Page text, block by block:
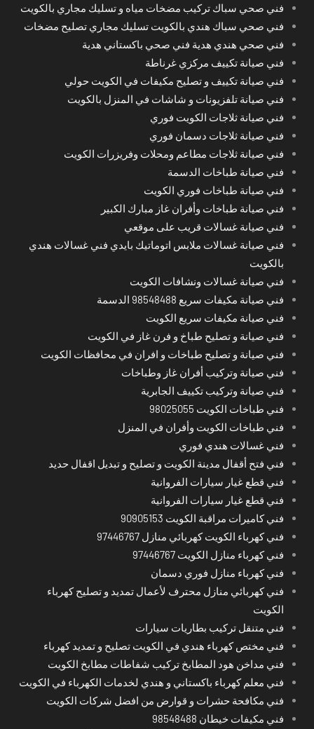
فني صحي سباك تركيب مضخات مياه و تسليك مجاري بالكويت
فني صحي سباك هندي بالكويت تسليك مجاري تصليح مضخات
فني صحي هندي هدية فني صحي باكستاني هدية
فني صيانة تكييف مركزي غرناطة
فني صيانة تكييف و تصليح مكيفات في الكويت حولي
فني صيانة تلفزيونات و شاشات في المنزل بالكويت
فني صيانة ثلاجات الكويت فوري
فني صيانة ثلاجات دسمان فوري
فني صيانة ثلاجات مطاعم ومحلات وفريزرات الكويت
فني صيانة طباخات الدسمة
فني صيانة طباخات فوري الكويت
فني صيانة طباخات وأفران غاز مبارك الكبير
فني صيانة غسالات قريب على موقعي
فني صيانة غسالات ملابس اتوماتيك بايدي فني غسالات هندي
بالكويت
فني صيانة غسالات ونشافات الكويت
فني صيانة مكيفات سريع 98548488 الدسمة
فني صيانة مكيفات سريع الكويت
فني صيانة و تصليح طباخ و فرن غاز في الكويت
فني صيانة و تصليح طباخات و افران في محافظات الكويت
فني صيانة وتركيب أفران غاز وطباخات
فني صيانة وتركيب تكييف الجابرية
فني طباخات الكويت 98025055
فني طباخات الكويت وأفران في المنزل
فني غسالات هندي فوري
فني فتح أقفال مدينة الكويت و تصليح و تبديل اقفال حديد
فني قطع غيار سيارات الفروانية
فني قطع غيار سيارات الفروانية
فني كاميرات مراقبة الكويت 90905153
فني كهرباء الكويت كهربائي منازل 97446767
فني كهرباء منازل الكويت 97446767
فني كهرباء منازل فوري دسمان
فني كهربائي منازل محترف لأعمال تمديد و تصليح كهرباء
الكويت
فني متنقل تركيب بطاريات سيارات
فني مختص كهرباء هندي في الكويت تصليح و تمديد كهرباء
فني مداخن هود المطابخ تركيب شفاطات مطابخ الكويت
فني معلم كهرباء باكستاني و هندي لخدمات الكهرباء في الكويت
فني مكافحة حشرات و قوارض من افضل شركات الكويت
فني مكيفات خيطان 98548488